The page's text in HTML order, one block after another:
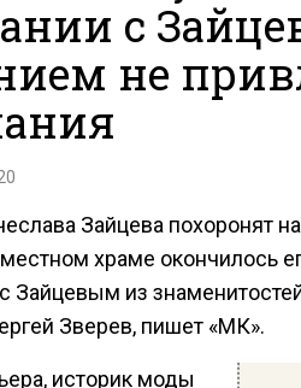
с
не
Зайцева похоронят
храме окончилось
Зайцевым из
Зверев, пишет «МК».
историк моды